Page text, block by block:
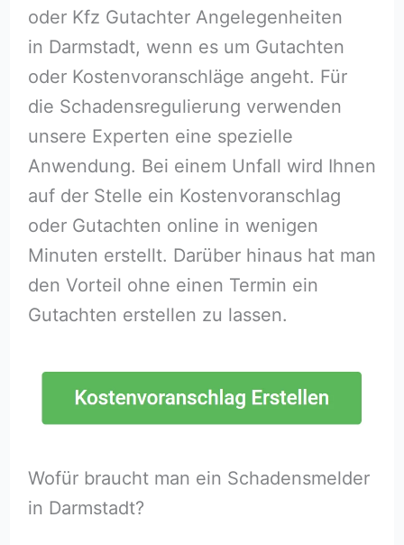
oder Kfz Gutachter Angelegenheiten
in Darmstadt, wenn es um Gutachten
oder Kostenvoranschläge angeht. Für
die Schadensregulierung verwenden
unsere Experten eine spezielle
Anwendung. Bei einem Unfall wird Ihnen
auf der Stelle ein Kostenvoranschlag
oder Gutachten online in wenigen
Minuten erstellt. Darüber hinaus hat man
den Vorteil ohne einen Termin ein
Gutachten erstellen zu lassen.
Wofür braucht man ein Schadensmelder
in Darmstadt?